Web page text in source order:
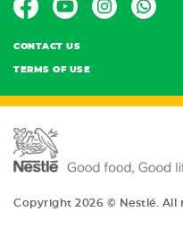
CONTACT US
TERMS OF USE
Copyright 2026 © Nestlé. All